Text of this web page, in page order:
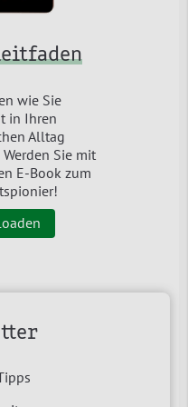
wie Sie
in Ihren
Alltag
Sie mit
E-Book zum